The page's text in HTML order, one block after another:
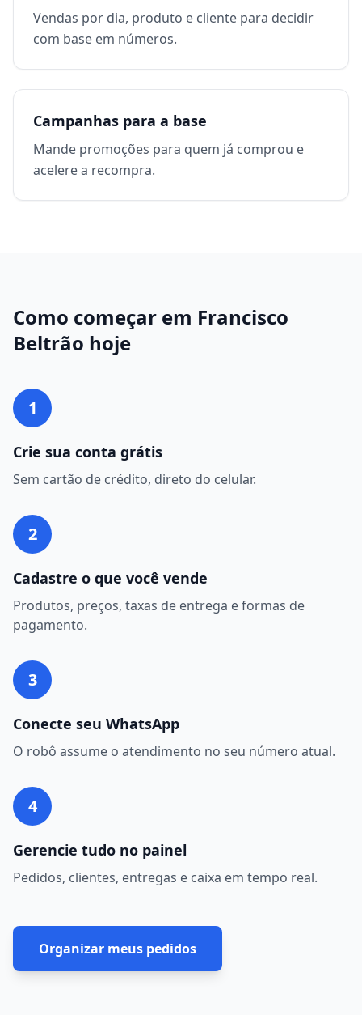
Vendas por dia, produto e cliente para decidir
com base em números.
Campanhas para a base
Mande promoções para quem já comprou e
acelere a recompra.
Como começar em Francisco
Beltrão hoje
1
Crie sua conta grátis
Sem cartão de crédito, direto do celular.
2
Cadastre o que você vende
Produtos, preços, taxas de entrega e formas de
pagamento.
3
Conecte seu WhatsApp
O robô assume o atendimento no seu número atual.
4
Gerencie tudo no painel
Pedidos, clientes, entregas e caixa em tempo real.
Organizar meus pedidos